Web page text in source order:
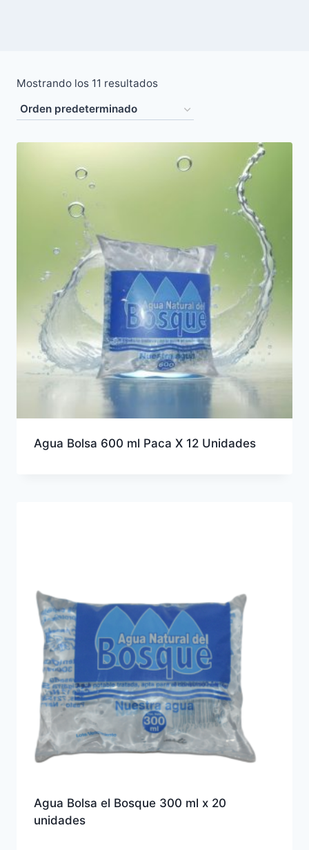
Mostrando los 11 resultados
Agua Bolsa 600 ml Paca X 12 Unidades
Agua Bolsa el Bosque 300 ml x 20
unidades